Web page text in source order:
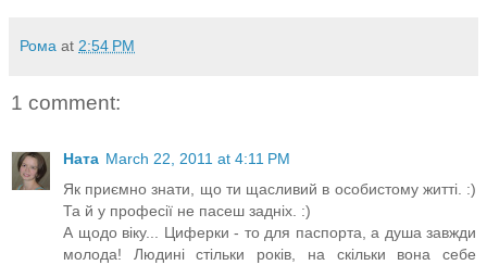
Рома at 2:54 PM
1 comment:
Ната March 22, 2011 at 4:11 PM
Як приємно знати, що ти щасливий в особистому житті. :)
Та й у професії не пасеш задніх. :)
А щодо віку... Циферки - то для паспорта, а душа завжди
молода! Людині стільки років, на скільки вона себе